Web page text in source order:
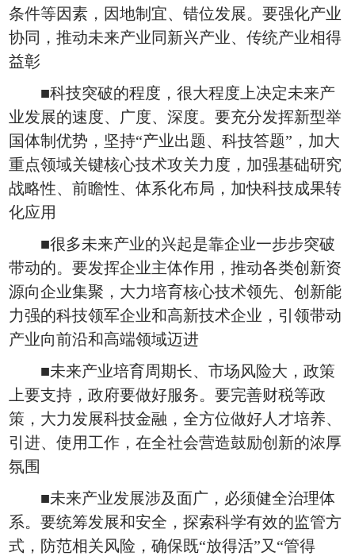
条件等因素，因地制宜、错位发展。要强化产业
协同，推动未来产业同新兴产业、传统产业相得
益彰
■科技突破的程度，很大程度上决定未来产
业发展的速度、广度、深度。要充分发挥新型举
国体制优势，坚持“产业出题、科技答题”，加大
重点领域关键核心技术攻关力度，加强基础研究
战略性、前瞻性、体系化布局，加快科技成果转
化应用
■很多未来产业的兴起是靠企业一步步突破
带动的。要发挥企业主体作用，推动各类创新资
源向企业集聚，大力培育核心技术领先、创新能
力强的科技领军企业和高新技术企业，引领带动
产业向前沿和高端领域迈进
■未来产业培育周期长、市场风险大，政策
上要支持，政府要做好服务。要完善财税等政
策，大力发展科技金融，全方位做好人才培养、
引进、使用工作，在全社会营造鼓励创新的浓厚
氛围
■未来产业发展涉及面广，必须健全治理体
系。要统筹发展和安全，探索科学有效的监管方
式，防范相关风险，确保既“放得活”又“管得